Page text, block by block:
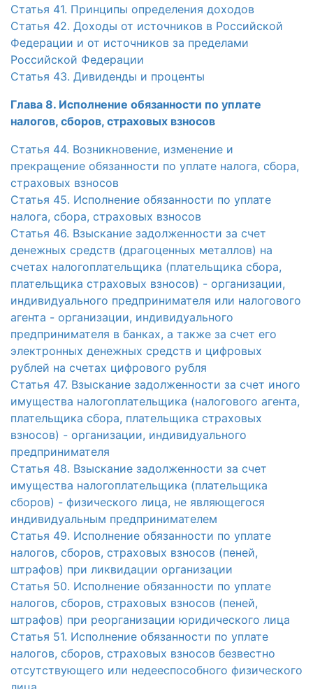
Статья 41. Принципы определения доходов
Статья 42. Доходы от источников в Российской
Федерации и от источников за пределами
Российской Федерации
Статья 43. Дивиденды и проценты
Глава 8. Исполнение обязанности по уплате
налогов, сборов, страховых взносов
Статья 44. Возникновение, изменение и
прекращение обязанности по уплате налога, сбора,
страховых взносов
Статья 45. Исполнение обязанности по уплате
налога, сбора, страховых взносов
Статья 46. Взыскание задолженности за счет
денежных средств (драгоценных металлов) на
счетах налогоплательщика (плательщика сбора,
плательщика страховых взносов) - организации,
индивидуального предпринимателя или налогового
агента - организации, индивидуального
предпринимателя в банках, а также за счет его
электронных денежных средств и цифровых
рублей на счетах цифрового рубля
Статья 47. Взыскание задолженности за счет иного
имущества налогоплательщика (налогового агента,
плательщика сбора, плательщика страховых
взносов) - организации, индивидуального
предпринимателя
Статья 48. Взыскание задолженности за счет
имущества налогоплательщика (плательщика
сборов) - физического лица, не являющегося
индивидуальным предпринимателем
Статья 49. Исполнение обязанности по уплате
налогов, сборов, страховых взносов (пеней,
штрафов) при ликвидации организации
Статья 50. Исполнение обязанности по уплате
налогов, сборов, страховых взносов (пеней,
штрафов) при реорганизации юридического лица
Статья 51. Исполнение обязанности по уплате
налогов, сборов, страховых взносов безвестно
отсутствующего или недееспособного физического